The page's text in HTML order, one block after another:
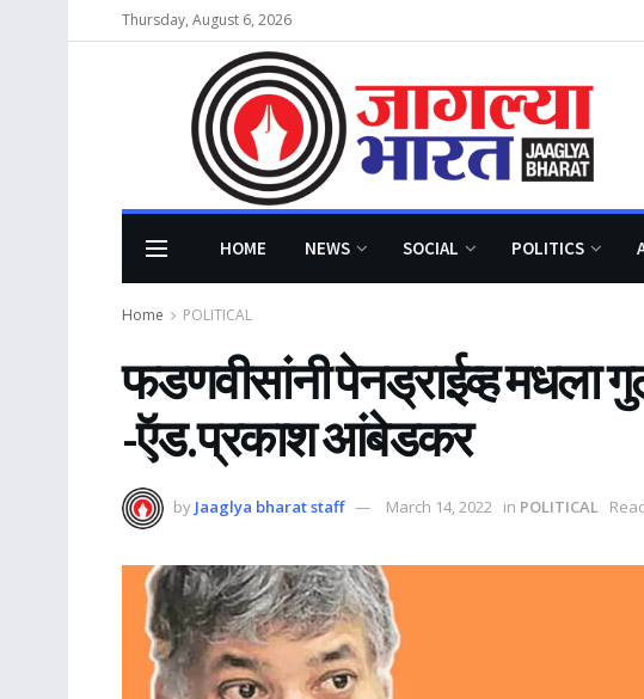
Thursday, August 6, 2026
HOME NEWS SOCIAL POLITICS
Home POLITICAL
फडणवीसांनी पेनड्राईव्ह मधला
-ऍड.प्रकाश आंबेडकर
by Jaaglya bharat staff March 14, 2022 in POLITICAL